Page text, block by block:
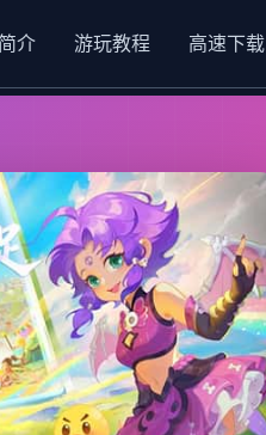
介 游玩教程 高速下载